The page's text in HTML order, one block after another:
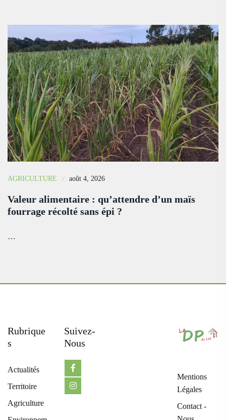
AGRICULTURE août 4, 2026
Valeur alimentaire : qu’attendre d’un maïs
fourrage récolté sans épi ?
…
Rubrique
S
Actualités
Territoire
Agriculture
Suivez-
Nous
Mentions
Légales
Contact -